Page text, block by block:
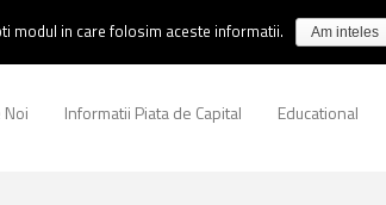
Informatii Piata de Capital Educational
modul in care folosim aceste informatii. Am inteles